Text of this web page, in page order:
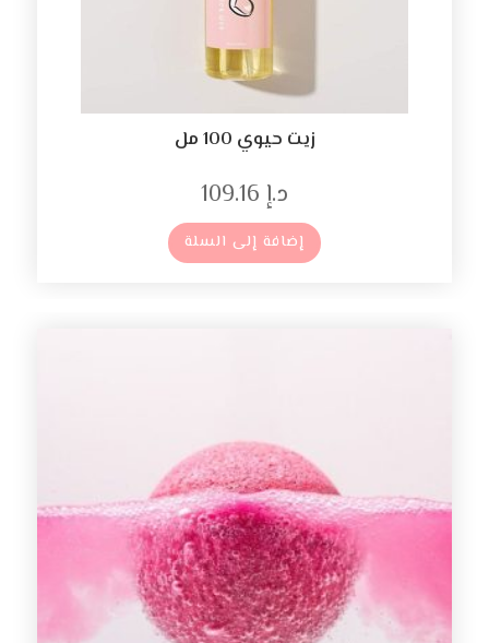
زيت حيوي 100 مل
د.إ
إضافة إلى السلة